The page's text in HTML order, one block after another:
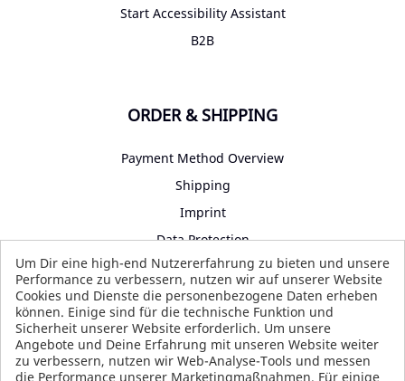
Start Accessibility Assistant
B2B
ORDER & SHIPPING
Payment Method Overview
Shipping
Imprint
Data Protection
Terms and Conditions
SOCIAL MEDIA
Um Dir eine high-end Nutzererfahrung zu bieten und unsere
Performance zu verbessern, nutzen wir auf unserer Website
Cookies und Dienste die personenbezogene Daten erheben
können. Einige sind für die technische Funktion und
Sicherheit unserer Website erforderlich. Um unsere
Angebote und Deine Erfahrung mit unseren Website weiter
zu verbessern, nutzen wir Web-Analyse-Tools und messen
die Performance unserer Marketingmaßnahmen. Für einige